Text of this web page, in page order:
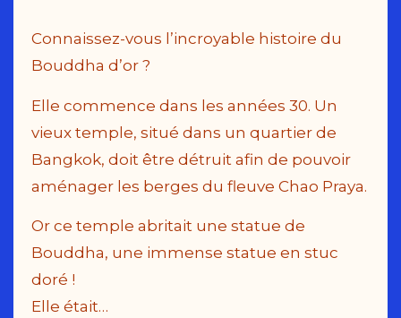
Connaissez-vous l’incroyable histoire du
Bouddha d’or ?
Elle commence dans les années 30. Un
vieux temple, situé dans un quartier de
Bangkok, doit être détruit afin de pouvoir
aménager les berges du fleuve Chao Praya.
Or ce temple abritait une statue de
Bouddha, une immense statue en stuc
doré !
Elle était…